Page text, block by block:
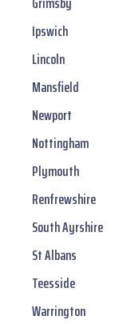
Ipswich
Lincoln
Mansfield
Newport
Nottingham
Plymouth
Renfrewshire
South Ayrshire
St Albans
Teesside
Warrington